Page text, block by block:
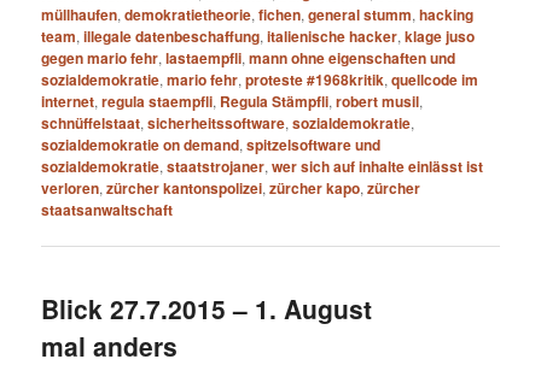
müllhaufen,demokratietheorie,fichen,general stumm,hacking
team,illegale datenbeschaffung,italienische hacker,klage juso
gegen mario fehr,lastaempfli,mann ohne eigenschaften und
sozialdemokratie,mario fehr,proteste #1968kritik,quellcode im
internet,regula staempfli, Regula Stämpfli,robert musil,
schnüffelstaat,sicherheitssoftware,sozialdemokratie,
sozialdemokratie on demand,spitzelsoftware und
sozialdemokratie,staatstrojaner,wer sich auf inhalte einlässt ist
verloren,zürcher kantonspolizei,zürcher kapo,zürcher
staatsanwaltschaft
Blick 27.7.2015 – 1. August
mal anders